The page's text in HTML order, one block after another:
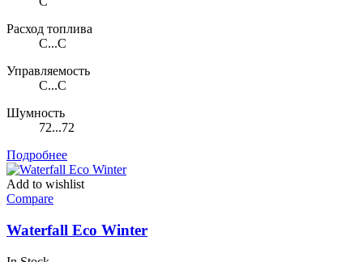
Расход топлива
C...C
Управляемость
C...C
Шумность
72...72
Подробнее
Add to wishlist
Compare
Waterfall Eco Winter